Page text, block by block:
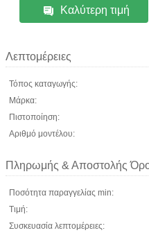
Καλύτερη τιμή
Λεπτομέρειες
Τόπος καταγωγής:
Μάρκα:
Πιστοποίηση:
Αριθμό μοντέλου:
Πληρωμής & Αποστολής
Ποσότητα παραγγελίας min:
Τιμή:
Συσκευασία λεπτομέρειες: